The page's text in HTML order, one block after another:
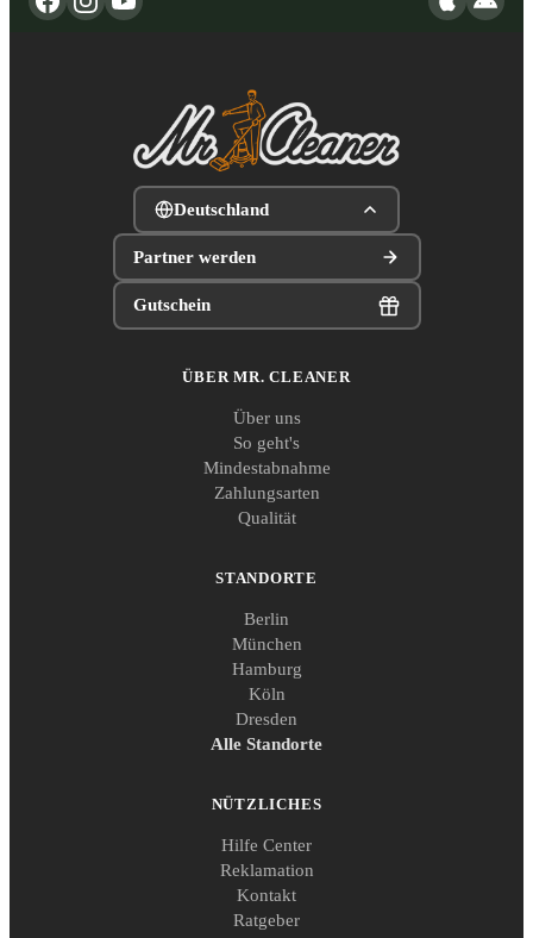
Deutschland
Partner werden
Gutschein
ÜBER MR. CLEANER
Über uns
So geht's
Mindestabnahme
Zahlungsarten
Qualität
STANDORTE
Berlin
München
Hamburg
Köln
Dresden
Alle Standorte
NÜTZLICHES
Hilfe Center
Reklamation
Kontakt
Ratgeber